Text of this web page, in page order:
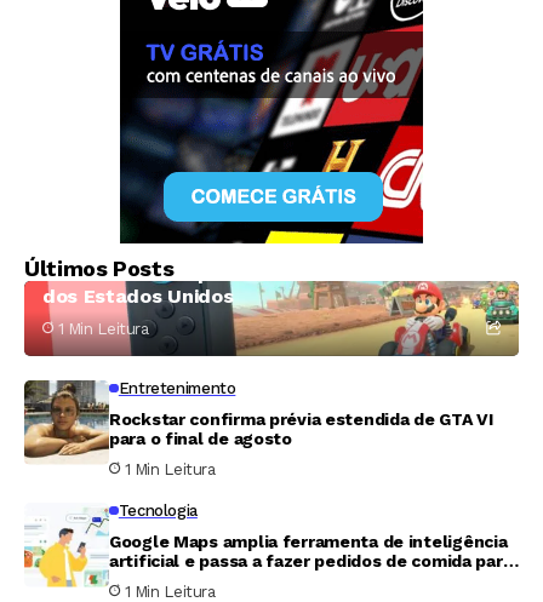
Últimos Posts
Nintendo supera projeções de lucro no
trimestre com apoio de reembolsos tarifários
dos Estados Unidos
1 Min Leitura
Entretenimento
Rockstar confirma prévia estendida de GTA VI
para o final de agosto
1 Min Leitura
Tecnologia
Google Maps amplia ferramenta de inteligência
artificial e passa a fazer pedidos de comida para
o usuário
1 Min Leitura